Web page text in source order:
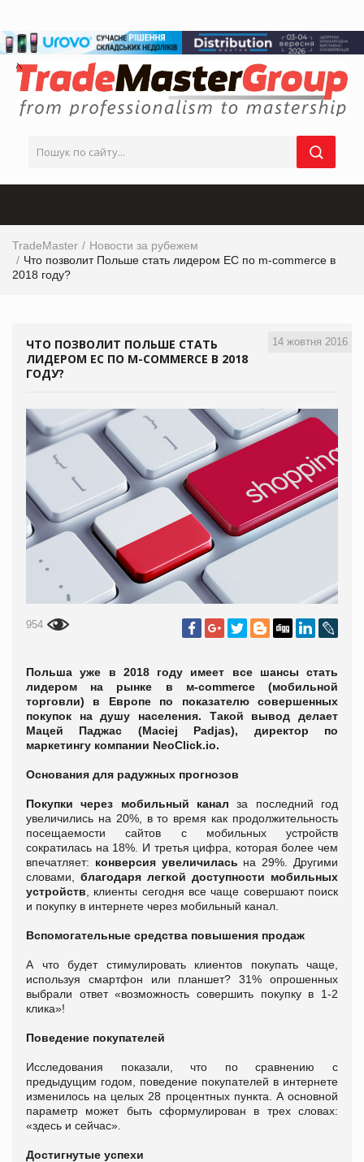
TradeMaster
Новости за рубежем
Что позволит Польше стать лидером ЕС по m-commerce в
2018 году?
14 жовтня 2016
ЧТО ПОЗВОЛИТ ПОЛЬШЕ СТАТЬ
ЛИДЕРОМ ЕС ПО M-COMMERCE В 2018
ГОДУ?
954
Польша уже в 2018 году имеет все шансы стать
лидером на рынке в м-commerce (мобильной
торговли) в Европе по показателю совершенных
покупок на душу населения. Такой вывод делает
Мацей Паджас (Maciej Padjas), директор по
маркетингу компании NeoClick.io.
Основания для радужных прогнозов
Покупки через мобильный канал за последний год
увеличились на 20%, в то время как продолжительность
посещаемости сайтов с мобильных устройств
сократилась на 18%. И третья цифра, которая более чем
впечатляет: конверсия увеличилась на 29%. Другими
словами, благодаря легкой доступности мобильных
устройств , клиенты сегодня все чаще совершают поиск
и покупку в интернете через мобильный канал.
Вспомогательные средства повышения продаж
А что будет стимулировать клиентов покупать чаще,
используя смартфон или планшет? 31% опрошенных
выбрали ответ «возможность совершить покупку в 1-2
клика»!
Поведение покупателей
Исследования показали, что по сравнению с
предыдущим годом, поведение покупателей в интернете
изменилось на целых 28 процентных пункта. А основной
параметр может быть сформулирован в трех словах:
«здесь и сейчас».
Достигнутые успехи